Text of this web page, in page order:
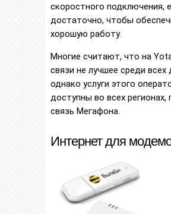
скоростного подключения,
достаточно, чтобы
хорошую работу.
Многие считают, что на
связи не лучшее среди всех
однако услуги этого
доступны во всех регионах,
связь Мегафона.
Интернет для